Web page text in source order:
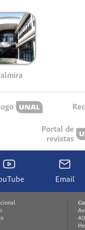
Portal de
revistas
Email